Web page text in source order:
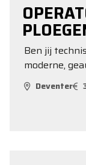
Ben jij
moderne,
Deventer